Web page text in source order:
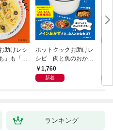
助けレシ
も「も
しい！
ホットクックお助けレ
シピ 肉と魚のおか
ず 少ない材料＆調味
料で、あとはスイッチ
1,760
新着
首
リ
昇
ランキング